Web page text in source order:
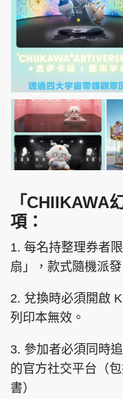
「CHIIKAWA
項：
1. 每名持整理券者
扇」，款式隨機派
2. 兌換時必須開啟
列印本無效。
3. 參加者必須同時
的官方社交平台（
書）